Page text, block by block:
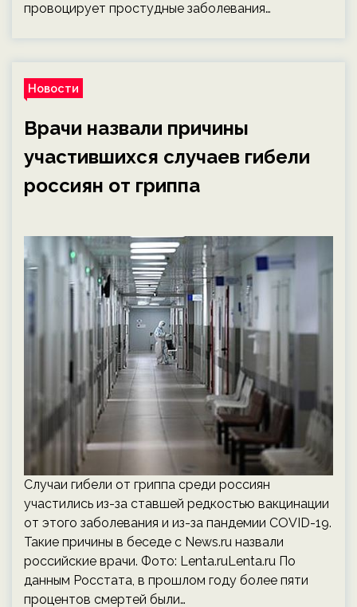
провоцирует простудные заболевания…
Новости
Врачи назвали причины
участившихся случаев гибели
россиян от гриппа
Случаи гибели от гриппа среди россиян
участились из-за ставшей редкостью вакцинации
от этого заболевания и из-за пандемии COVID-19.
Такие причины в беседе с News.ru назвали
российские врачи. Фото: Lenta.ruLenta.ru По
данным Росстата, в прошлом году более пяти
процентов смертей были…